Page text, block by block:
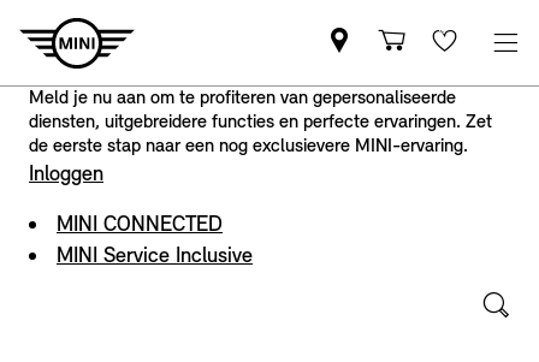
Meld je nu aan om te profiteren van gepersonaliseerde
diensten, uitgebreidere functies en perfecte ervaringen. Zet
de eerste stap naar een nog exclusievere MINI-ervaring.
Inloggen
MINI CONNECTED
MINI Service Inclusive